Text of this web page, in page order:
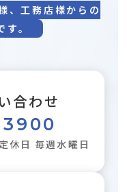
、工務店様からの
。
合わせ
休日 毎週水曜日